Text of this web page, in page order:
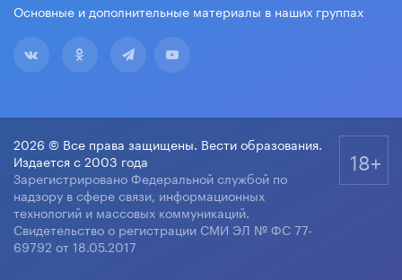
Основные и дополнительные материалы в наших группах
2026 © Все права защищены. Вести образования.
Издается с 2003 года
Зарегистрировано Федеральной службой по
надзору в сфере связи, информационных
технологий и массовых коммуникаций.
Свидетельство о регистрации СМИ ЭЛ № ФС 77-
69792 от 18.05.2017
18+